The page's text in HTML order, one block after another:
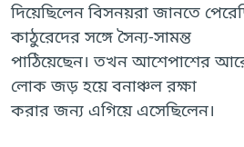
দিয়েছিলেন বিসনয়রা জানতে
কাঠুরেদের সঙ্গে সৈন্য-সামন্ত
পাঠিয়েছেন। তখন আশেপাশের
লোক জড় হয়ে বনাঞ্চল রক্ষা
করার জন্য এগিয়ে এসেছিলেন।